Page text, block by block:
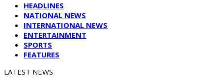
HEADLINES
NATIONAL NEWS
INTERNATIONAL NEWS
ENTERTAINMENT
SPORTS
FEATURES
LATEST NEWS